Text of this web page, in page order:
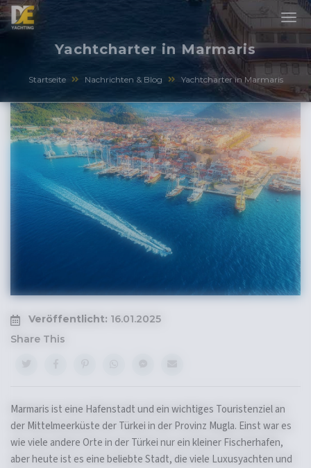
Yachtcharter in Marmaris
Startseite Nachrichten & Blog Yachtcharter in Marmaris
Veröffentlicht: 16.01.2025
Share This
Marmaris ist eine Hafenstadt und ein wichtiges Touristenziel an
der Mittelmeerküste der Türkei in der Provinz Mugla. Einst war es
wie viele andere Orte in der Türkei nur ein kleiner Fischerhafen,
aber heute ist es eine beliebte Stadt, die viele Luxusyachten und